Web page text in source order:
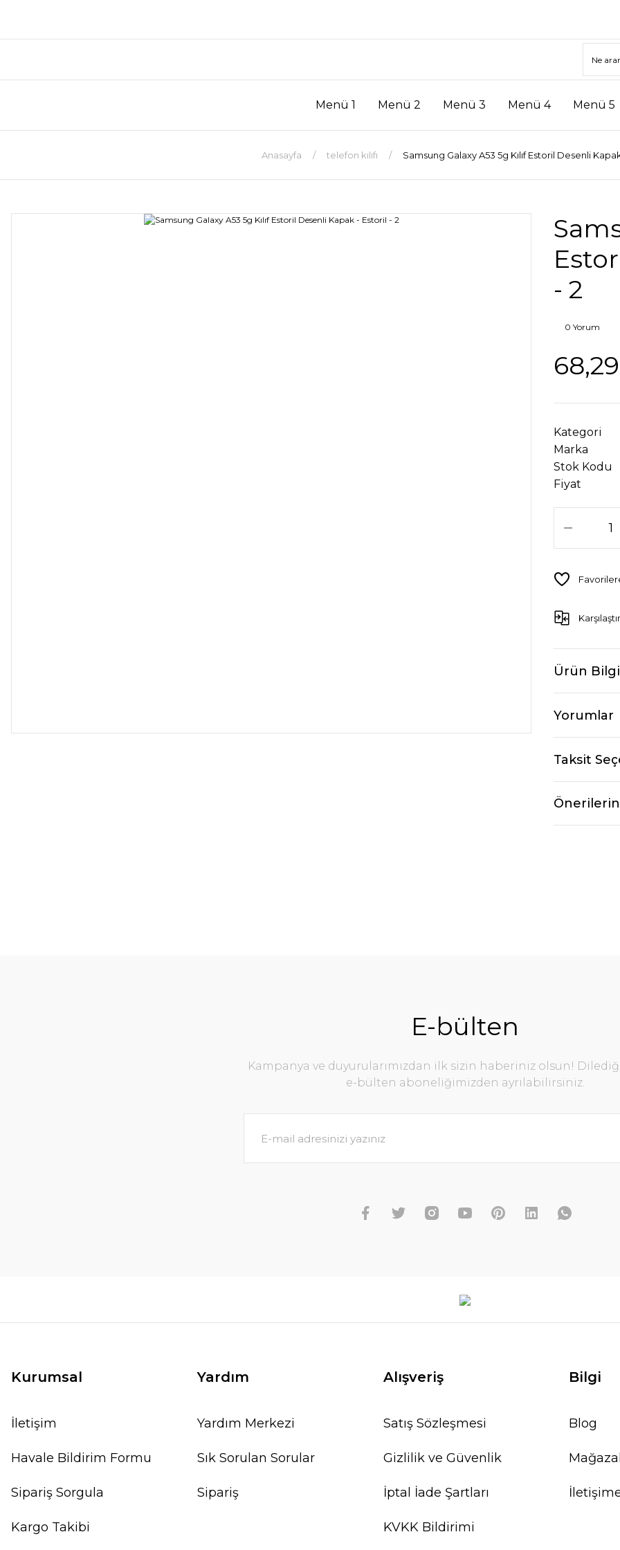
Menü 1 Menü 2 Menü 3 Menü 4 Menü 5
Anasayfa telefon kılıfı Samsung Galaxy A53 5g Kılıf Estoril Desenli
- 2
0 Yorum
Kategori
Marka
Stok Kodu
Fiyat
Karşılaştır
Ürün
Yorumlar
Taksit
E-bülten
Kampanya ve duyurularımızdan ilk sizin haberiniz olsun!
e-bülten aboneliğimizden ayrılabilirsiniz.
Kurumsal
İletişim
Havale Bildirim Formu
Sipariş Sorgula
Kargo Takibi
Yardım
Yardım Merkezi
Sık Sorulan Sorular
Sipariş
Alışveriş
Satış Sözleşmesi
Gizlilik ve Güvenlik
İptal İade Şartları
KVKK Bildirimi
Bilgi
Blog